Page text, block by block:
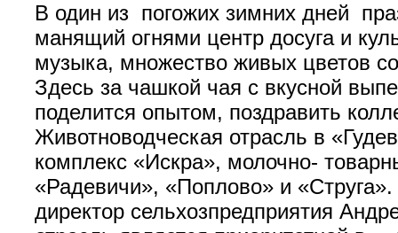
В один из погожих зимних дней
манящий огнями центр досуга и
музыка, множество живых цветов
Здесь за чашкой чая с вкусной
поделится опытом, поздравить
Животноводческая отрасль в
комплекс «Искра», молочно-
«Радевичи», «Поплово» и
директор сельхозпредприятия